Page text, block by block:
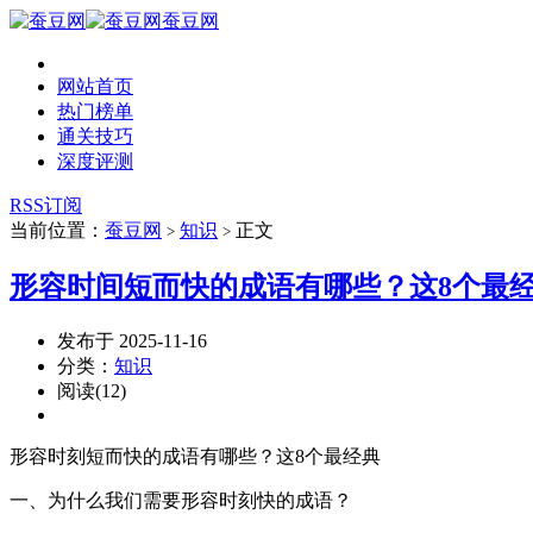
蚕豆网
网站首页
热门榜单
通关技巧
深度评测
RSS订阅
当前位置： 蚕豆网 > 知识 > 正文
形容时间短而快的成语有哪些？这8个最
发布于 2025-11-16
分类： 知识
阅读(12)
形容时刻短而快的成语有哪些？这8个最经典
一、为什么我们需要形容时刻快的成语？